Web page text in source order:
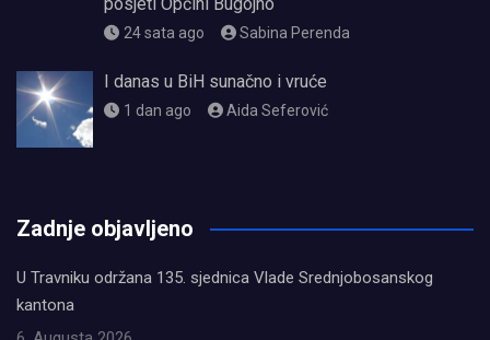
24 sata ago Sabina Perenda
I danas u BiH sunačno i vruće
1 dan ago Aida Seferović
Zadnje objavljeno
U Travniku održana 135. sjednica Vlade Srednjobosanskog
kantona